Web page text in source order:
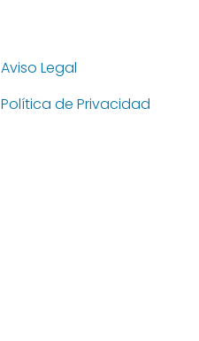
Aviso Legal
Política de Privacidad